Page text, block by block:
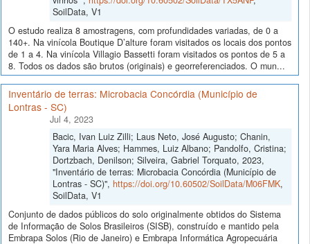
SoilData, V1
O estudo realiza 8 amostragens, com profundidades variadas, de 0 a
140+. Na vinícola Boutique D’alture foram visitados os locais dos pontos
de 1 a 4. Na vinícola Villagio Bassetti foram visitados os pontos de 5 a
8. Todos os dados são brutos (originais) e georreferenciados. O mun...
Inventário de terras: Microbacia Concórdia (Município de
Lontras - SC)
Jul 4, 2023
Bacic, Ivan Luiz Zilli; Laus Neto, José Augusto; Chanin,
Yara Maria Alves; Hammes, Luiz Albano; Pandolfo, Cristina;
Dortzbach, Denilson; Silveira, Gabriel Torquato, 2023,
"Inventário de terras: Microbacia Concórdia (Município de
Lontras - SC)", https://doi.org/10.60502/SoilData/M06FMK,
SoilData, V1
Conjunto de dados públicos do solo originalmente obtidos do Sistema
de Informação de Solos Brasileiros (SISB), construído e mantido pela
Embrapa Solos (Rio de Janeiro) e Embrapa Informática Agropecuária